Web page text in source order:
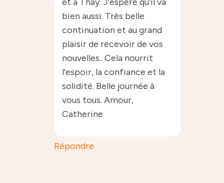
bien aussi. Très belle
continuation et au grand
plaisir de recevoir de vos
nouvelles.. Cela nourrit
l'espoir, la confiance et la
solidité. Belle journée à
vous tous. Amour,
Catherine
Répondre